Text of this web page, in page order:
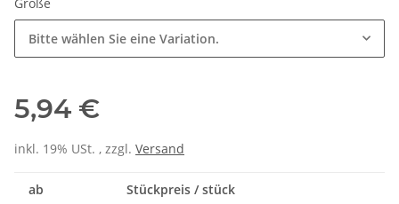
Bitte wählen Sie eine Variation.
5,94 €
inkl. 19% USt. , zzgl. Versand
ab Stückpreis / stück